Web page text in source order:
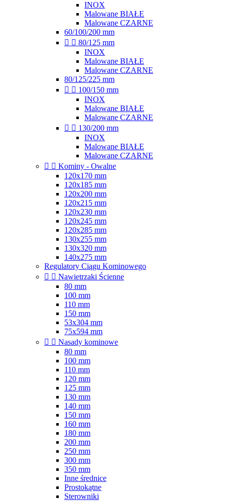
INOX
Malowane BIAŁE
Malowane CZARNE
60/100/200 mm
  80/125 mm
INOX
Malowane BIAŁE
Malowane CZARNE
80/125/225 mm
  100/150 mm
INOX
Malowane BIAŁE
Malowane CZARNE
  130/200 mm
INOX
Malowane BIAŁE
Malowane CZARNE
  Kominy - Owalne
120x170 mm
120x185 mm
120x200 mm
120x215 mm
120x230 mm
120x245 mm
120x285 mm
130x255 mm
130x320 mm
140x275 mm
Regulatory Ciągu Kominowego
  Nawietrzaki Ścienne
80 mm
100 mm
110 mm
150 mm
53x304 mm
75x594 mm
  Nasady kominowe
80 mm
100 mm
110 mm
120 mm
125 mm
130 mm
140 mm
150 mm
160 mm
180 mm
200 mm
250 mm
300 mm
350 mm
Inne średnice
Prostokątne
Sterowniki